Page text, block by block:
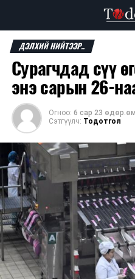
ДЭЛХИЙ НИЙТЭЭР..
Сурагчдад сүү
энэ сарын 26-
Огноо: 6 сар 23
Сэтгүүлч: Тодотгол